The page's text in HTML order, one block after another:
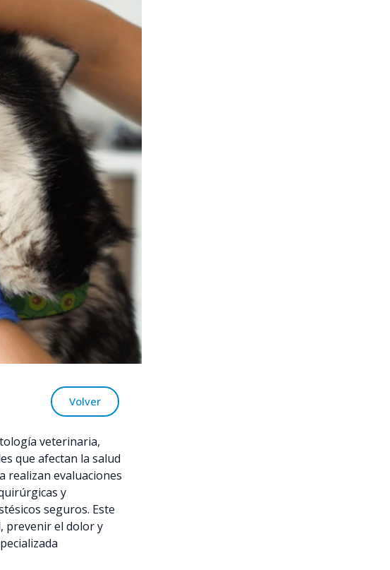
Volver
veterinaria,
que afectan la salud
realizan evaluaciones
y
seguros. Este
prevenir el dolor y